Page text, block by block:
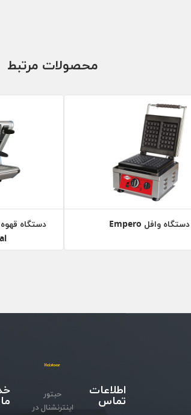
محصولات مرتبط
دستگاه وافل Empero
دستگاه
اطلاعات
تماس
حبتور
اینترنشنال در
ما